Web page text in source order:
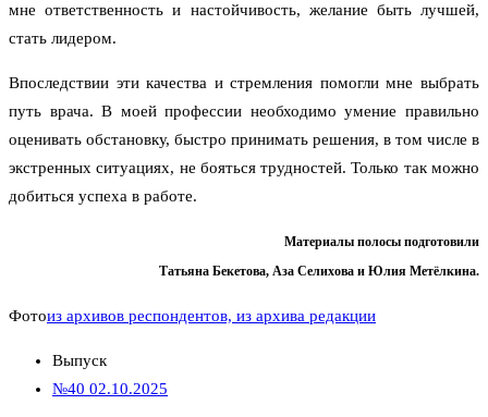
мне ответственность и настойчивость, желание быть лучшей,
стать лидером.
Впоследствии эти качества и стремления помогли мне выбрать
путь врача. В моей профессии необходимо умение правильно
оценивать обстановку, быстро принимать решения, в том числе в
экстренных ситуациях, не бояться трудностей. Только так можно
добиться успеха в работе.
Материалы полосы подготовили
Татьяна Бекетова, Аза Селихова и Юлия Метёлкина.
Фотоиз архивов респондентов, из архива редакции
Выпуск
№40 02.10.2025